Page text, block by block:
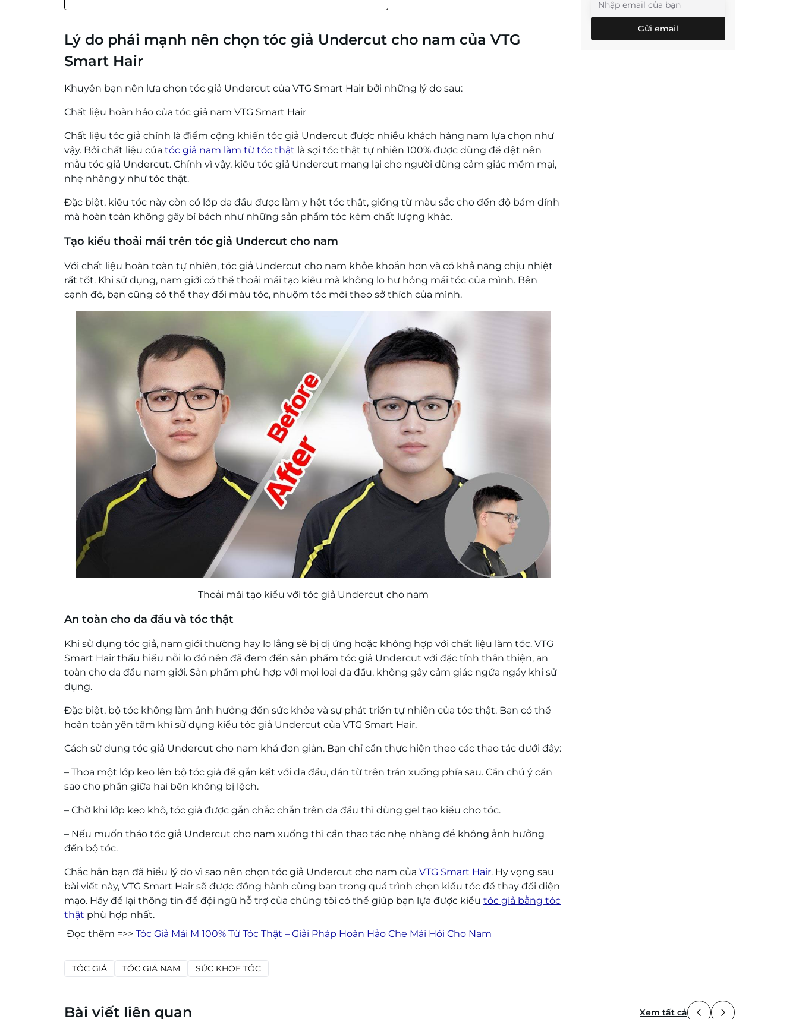
Lý do phái mạnh nên chọn tóc giả Undercut cho nam của VTG
Smart Hair
Khuyên bạn nên lựa chọn tóc giả Undercut của VTG Smart Hair bởi những lý do sau:
Chất liệu hoàn hảo của tóc giả nam VTG Smart Hair
Chất liệu tóc giả chính là điểm cộng khiến tóc giả Undercut được nhiều khách hàng nam lựa chọn như
vậy. Bởi chất liệu của tóc giả nam làm từ tóc thật là sợi tóc thật tự nhiên 100% được dùng để dệt nên
mẫu tóc giả Undercut. Chính vì vậy, kiểu tóc giả Undercut mang lại cho người dùng cảm giác mềm mại,
nhẹ nhàng y như tóc thật.
Đặc biệt, kiểu tóc này còn có lớp da đầu được làm y hệt tóc thật, giống từ màu sắc cho đến độ bám dính
mà hoàn toàn không gây bí bách như những sản phẩm tóc kém chất lượng khác.
Tạo kiểu thoải mái trên tóc giả Undercut cho nam
Với chất liệu hoàn toàn tự nhiên, tóc giả Undercut cho nam khỏe khoắn hơn và có khả năng chịu nhiệt
rất tốt. Khi sử dụng, nam giới có thể thoải mái tạo kiểu mà không lo hư hỏng mái tóc của mình. Bên
cạnh đó, bạn cũng có thể thay đổi màu tóc, nhuộm tóc mới theo sở thích của mình.
Thoải mái tạo kiểu với tóc giả Undercut cho nam
An toàn cho da đầu và tóc thật
Khi sử dụng tóc giả, nam giới thường hay lo lắng sẽ bị dị ứng hoặc không hợp với chất liệu làm tóc. VTG
Smart Hair thấu hiểu nỗi lo đó nên đã đem đến sản phẩm tóc giả Undercut với đặc tính thân thiện, an
toàn cho da đầu nam giới. Sản phẩm phù hợp với mọi loại da đầu, không gây cảm giác ngứa ngáy khi sử
dụng.
Đặc biệt, bộ tóc không làm ảnh hưởng đến sức khỏe và sự phát triển tự nhiên của tóc thật. Bạn có thể
hoàn toàn yên tâm khi sử dụng kiểu tóc giả Undercut của VTG Smart Hair.
Cách sử dụng tóc giả Undercut cho nam khá đơn giản. Bạn chỉ cần thực hiện theo các thao tác dưới đây:
– Thoa một lớp keo lên bộ tóc giả để gắn kết với da đầu, dán từ trên trán xuống phía sau. Cần chú ý căn
sao cho phần giữa hai bên không bị lệch.
– Chờ khi lớp keo khô, tóc giả được gắn chắc chắn trên da đầu thì dùng gel tạo kiểu cho tóc.
– Nếu muốn tháo tóc giả Undercut cho nam xuống thì cần thao tác nhẹ nhàng để không ảnh hưởng
đến bộ tóc.
Chắc hẳn bạn đã hiểu lý do vì sao nên chọn tóc giả Undercut cho nam của VTG Smart Hair. Hy vọng sau
bài viết này, VTG Smart Hair sẽ được đồng hành cùng bạn trong quá trình chọn kiểu tóc để thay đổi diện
mạo. Hãy để lại thông tin để đội ngũ hỗ trợ của chúng tôi có thể giúp bạn lựa được kiểu tóc giả bằng tóc
thật phù hợp nhất.
Đọc thêm =>> Tóc Giả Mái M 100% Từ Tóc Thật – Giải Pháp Hoàn Hảo Che Mái Hói Cho Nam
TÓC GIẢ TÓC GIẢ NAM SỨC KHỎE TÓC
Gửi email
Bài viết liên quan Xem tất cả